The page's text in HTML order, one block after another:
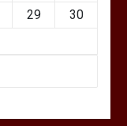
29
30